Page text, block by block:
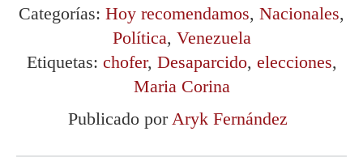
Categorías: Hoy recomendamos, Nacionales,
Política, Venezuela
Etiquetas: chofer, Desaparcido, elecciones,
Maria Corina
Publicado por Aryk Fernández